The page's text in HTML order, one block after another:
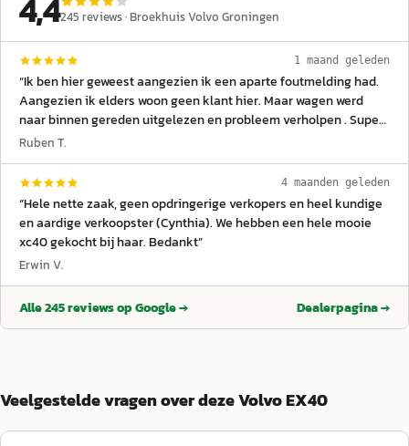
4,4245 reviews ·Broekhuis Volvo Groningen
1 maand geleden
“Ik ben hier geweest aangezien ik een aparte foutmelding had.
Aangezien ik elders woon geen klant hier. Maar wagen werd
naar binnen gereden uitgelezen en probleem verholpen . Super
service hier!
Ruben T.
4 maanden geleden
“Hele nette zaak, geen opdringerige verkopers en heel kundige
en aardige verkoopster (Cynthia). We hebben een hele mooie
xc40 gekocht bij haar. Bedankt”
Erwin V.
Alle245reviews op Google → Dealerpagina →
Veelgestelde vragen over deze Volvo EX40